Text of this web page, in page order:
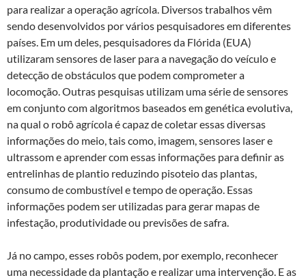
para realizar a operação agrícola. Diversos trabalhos vêm
sendo desenvolvidos por vários pesquisadores em diferentes
países. Em um deles, pesquisadores da Flórida (EUA)
utilizaram sensores de laser para a navegação do veículo e
detecção de obstáculos que podem comprometer a
locomoção. Outras pesquisas utilizam uma série de sensores
em conjunto com algoritmos baseados em genética evolutiva,
na qual o robô agrícola é capaz de coletar essas diversas
informações do meio, tais como, imagem, sensores laser e
ultrassom e aprender com essas informações para definir as
entrelinhas de plantio reduzindo pisoteio das plantas,
consumo de combustível e tempo de operação. Essas
informações podem ser utilizadas para gerar mapas de
infestação, produtividade ou previsões de safra.
Já no campo, esses robôs podem, por exemplo, reconhecer
uma necessidade da plantação e realizar uma intervenção. E as